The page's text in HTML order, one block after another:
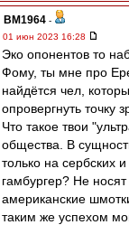
BM1964 -
01 июн 2023 16:28
Эко опонентов то
Фому, ты мне про
найдётся чел,
опровергнуть точку
Что такое твои
общества. В
только на сербских
гамбургер? Не
американские
таким же успехом